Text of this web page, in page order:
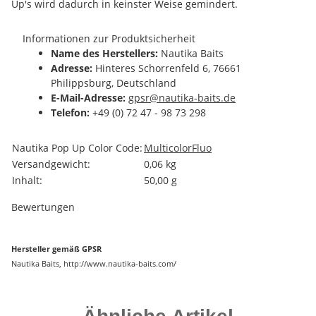
Up's wird dadurch in keinster Weise gemindert.
Informationen zur Produktsicherheit
Name des Herstellers: Nautika Baits
Adresse: Hinteres Schorrenfeld 6, 76661
Philippsburg, Deutschland
E-Mail-Adresse: gpsr@nautika-baits.de
Telefon: +49 (0) 72 47 - 98 73 298
Produkteigenschaft
Wert
Nautika Pop Up Color Code: MulticolorFluo
Versandgewicht:
0,06 kg
Inhalt:
50,00 g
Bewertungen
Hersteller gemäß GPSR
Nautika Baits, http://www.nautika-baits.com/